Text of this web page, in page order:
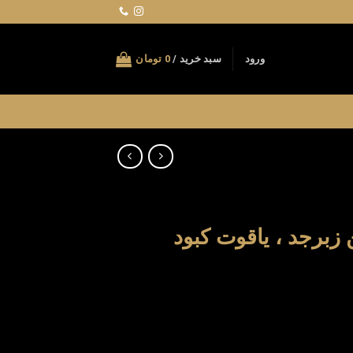
ورود سبد خرید / 0 تومان
زبرجد ، یاقوت کبود